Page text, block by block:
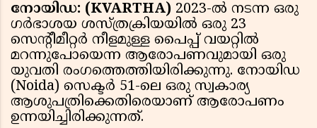
നോയിഡ: (KVARTHA) 2023-ല്‍ നടന്ന ഒരു
ഗര്‍ഭാശയ ശസ്ത്രക്രിയയില്‍ ഒരു 23
സെന്റീമീറ്റര്‍ നീളമുള്ള പൈപ്പ് വയറ്റില്‍
മറന്നുപോയെന്ന ആരോപണവുമായി ഒരു
യുവതി രംഗത്തെത്തിയിരിക്കുന്നു. നോയിഡ
(Noida) സെക്ടര്‍ 51-ലെ ഒരു സ്വകാര്യ
ആശുപത്രിക്കെതിരെയാണ് ആരോപണം
ഉന്നയിച്ചിരിക്കുന്നത്.